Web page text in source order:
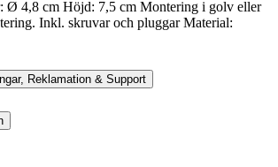
Ø 4,8 cm Höjd: 7,5 cm Montering i golv eller
Inkl. skruvar och pluggar Material:
Reklamation & Support